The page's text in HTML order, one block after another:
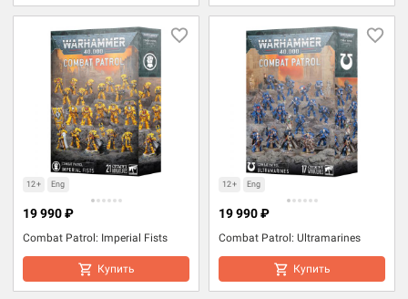
12+ Eng
Combat Patrol: Imperial Fists
19 990 ₽
Купить
12+ Eng
Combat Patrol: Ultramarines
19 990 ₽
Купить